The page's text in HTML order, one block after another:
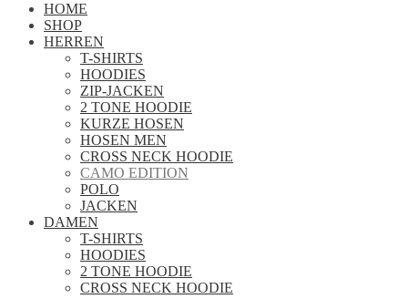
HOME
SHOP
HERREN
T-SHIRTS
HOODIES
ZIP-JACKEN
2 TONE HOODIE
KURZE HOSEN
HOSEN MEN
CROSS NECK HOODIE
CAMO EDITION
POLO
JACKEN
DAMEN
T-SHIRTS
HOODIES
2 TONE HOODIE
CROSS NECK HOODIE